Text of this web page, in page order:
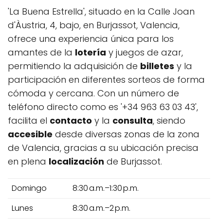
'La Buena Estrella', situado en la Calle Joan
d'Àustria, 4, bajo, en Burjassot, Valencia,
ofrece una experiencia única para los
amantes de la lotería y juegos de azar,
permitiendo la adquisición de billetes y la
participación en diferentes sorteos de forma
cómoda y cercana. Con un número de
teléfono directo como es '+34 963 63 03 43',
facilita el contacto y la consulta, siendo
accesible desde diversas zonas de la zona
de Valencia, gracias a su ubicación precisa
en plena localización de Burjassot.
Domingo
8:30 a.m.–1:30 p.m.
Lunes
8:30 a.m.–2 p.m.